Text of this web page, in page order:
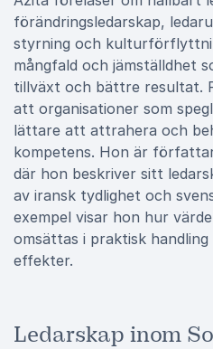
förändringsledarskap,
styrning och
mångfald och jämställdhet
tillväxt och bättre resultat.
att organisationer som
lättare att attrahera och
kompetens. Hon är
där hon beskriver sitt
av iransk tydlighet och
exempel visar hon hur
omsättas i praktisk
effekter.
Ledarskap inom